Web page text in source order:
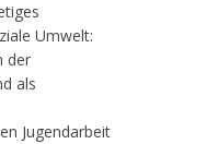
Umwelt:
der
als
Jugendarbeit